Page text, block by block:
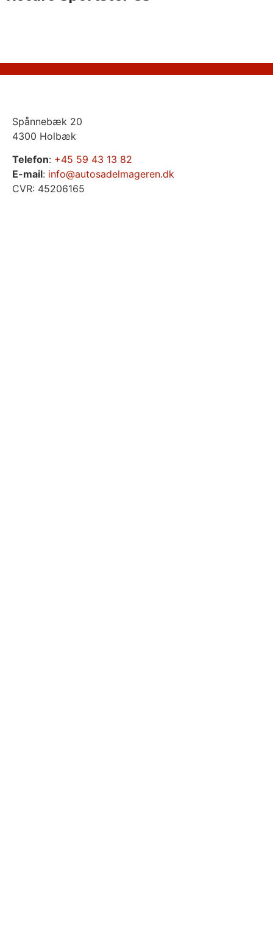
Spånnebæk 20
4300 Holbæk
Telefon: +45 59 43 13 82
E-mail: info@autosadelmageren.dk
CVR: 45206165